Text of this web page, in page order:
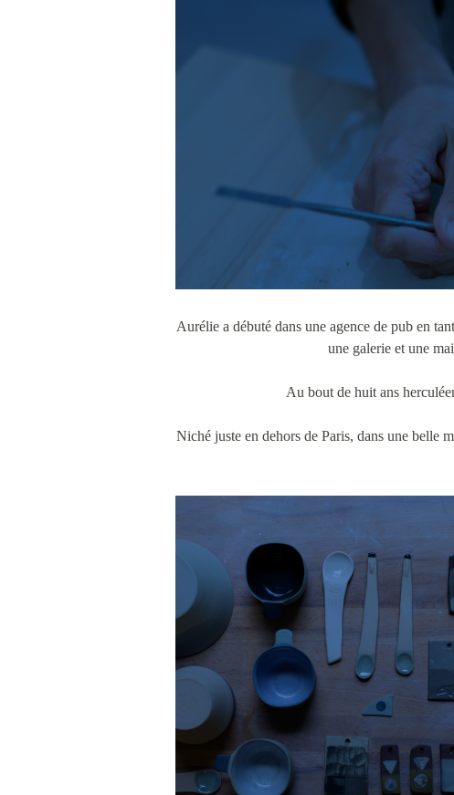
Aurélie a débuté dans une agence de pub en
une galerie et une
Au bout de huit ans
Niché juste en dehors de Paris, dans une belle